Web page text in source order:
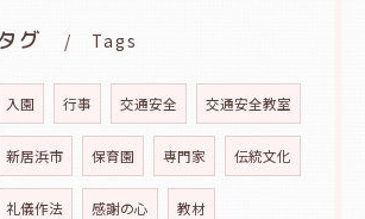
タグ Tags
入園 行事 交通安全 交通安全教室
新居浜市 保育園 専門家 伝統文化
礼儀作法 感謝の心 教材